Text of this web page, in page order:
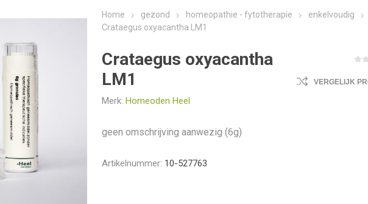
Home gezond homeopathie - fytotherapie
enkelvoudig
Crataegus oxyacantha LM1
Crataegus oxyacantha
LM1
Merk: Homeoden Heel
VERGELIJK
geen omschrijving aanwezig (6g)
Artikelnummer: 10-527763